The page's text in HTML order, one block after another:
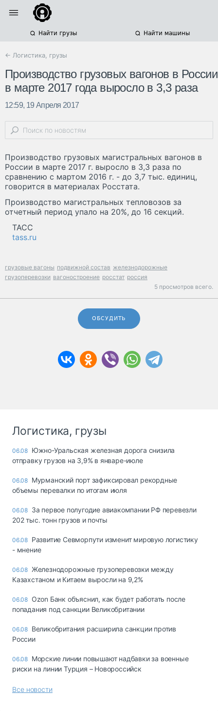
Найти грузы Найти машины
← Логистика, грузы
Производство грузовых вагонов в России
в марте 2017 года выросло в 3,3 раза
12:59, 19 Апреля 2017
Производство грузовых магистральных вагонов в
России в марте 2017 г. выросло в 3,3 раза по
сравнению с мартом 2016 г. - до 3,7 тыс. единиц,
говорится в материалах Росстата.
Производство магистральных тепловозов за
отчетный период упало на 20%, до 16 секций.
ТАСС
tass.ru
грузовые вагоны подвижной состав железнодорожные
грузоперевозки вагоностроение росстат россия
5 просмотров всего.
ОБСУДИТЬ
Логистика, грузы
06.08 Южно-Уральская железная дорога снизила
отправку грузов на 3,9% в январе-июле
06.08 Мурманский порт зафиксировал рекордные
объемы перевалки по итогам июля
06.08 За первое полугодие авиакомпании РФ перевезли
202 тыс. тонн грузов и почты
06.08 Развитие Севморпути изменит мировую логистику
- мнение
06.08 Железнодорожные грузоперевозки между
Казахстаном и Китаем выросли на 9,2%
06.08 Ozon Банк объяснил, как будет работать после
попадания под санкции Великобритании
06.08 Великобритания расширила санкции против
России
06.08 Морские линии повышают надбавки за военные
риски на линии Турция – Новороссийск
Все новости